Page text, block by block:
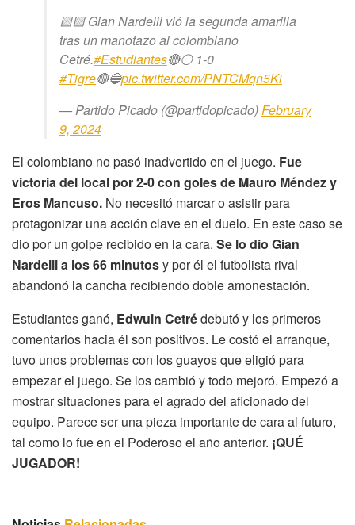
🟨🟨 Gian Nardelli vió la segunda amarilla
tras un manotazo al colombiano
Cetré.#Estudiantes🔴⚪ 1-0
#Tigre🔴🔵pic.twitter.com/PNTCMqn5Ki
— Partido Picado (@partidopicado)February
9, 2024
El colombiano no pasó inadvertido en el juego. Fue
victoria del local por 2-0 con goles de Mauro Méndez y
Eros Mancuso. No necesitó marcar o asistir para
protagonizar una acción clave en el duelo. En este caso se
dio por un golpe recibido en la cara. Se lo dio Gian
Nardelli a los 66 minutosy por él el futbolista rival
abandonó la cancha recibiendo doble amonestación.
Estudiantes ganó, Edwuin Cetrédebutó y los primeros
comentarios hacia él son positivos. Le costó el arranque,
tuvo unos problemas con los guayos que eligió para
empezar el juego. Se los cambió y todo mejoró. Empezó a
mostrar situaciones para el agrado del aficionado del
equipo. Parece ser una pieza importante de cara al futuro,
tal como lo fue en el Poderoso el año anterior. ¡QUÉ
JUGADOR!